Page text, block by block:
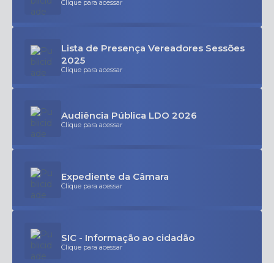
Clique para acessar
Lista de Presença Vereadores Sessões
2025
Clique para acessar
Audiência Pública LDO 2026
Clique para acessar
Expediente da Câmara
Clique para acessar
SIC - Informação ao cidadão
Clique para acessar